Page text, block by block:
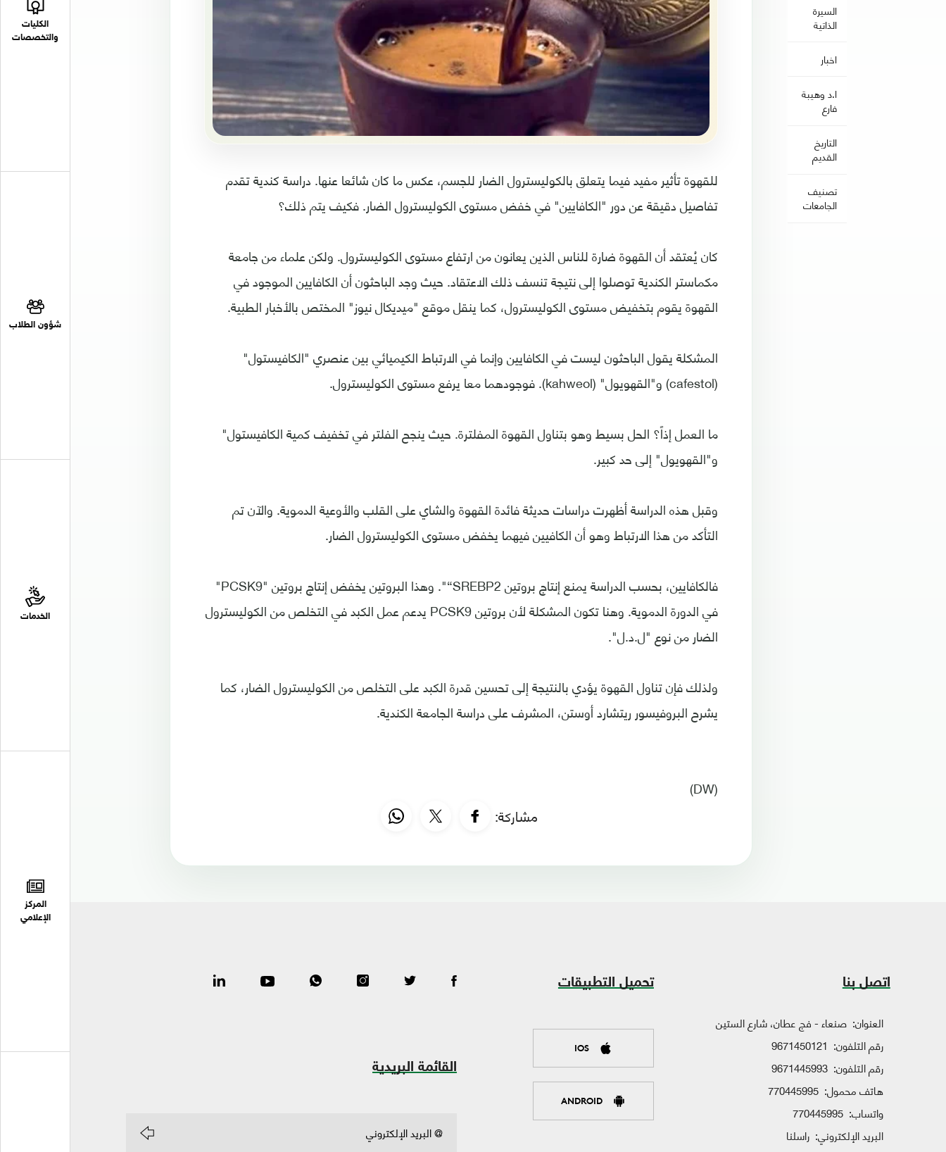
الكليات
والتخصصات
شؤون الطلاب
الخدمات
المركز
الإعلامي
السيرة
الذاتية
اخبار
ا.د وهيبة
فارع
التاريخ
القديم
تصنيف
الجامعات
للقهوة تأثير مفيد فيما يتعلق بالكوليسترول الضار للجسم، عكس ما كان شائعا عنها. دراسة كندية تقدم
تفاصيل دقيقة عن دور "الكافايين" في خفض مستوى الكوليسترول الضار. فكيف يتم ذلك؟
كان يُعتقد أن القهوة ضارة للناس الذين يعانون من ارتفاع مستوى الكوليسترول. ولكن علماء من جامعة
مكماستر الكندية توصلوا إلى نتيجة تنسف ذلك الاعتقاد. حيث وجد الباحثون أن الكافايين الموجود في
القهوة يقوم بتخفيض مستوى الكوليسترول، كما ينقل موقع "ميديكال نيوز" المختص بالأخبار الطبية.
المشكلة يقول الباحثون ليست في الكافايين وإنما في الارتباط الكيميائي بين عنصري "الكافيستول"
(cafestol) و"القهويول" (kahweol). فوجودهما معا يرفع مستوى الكوليسترول.
ما العمل إذاً؟ الحل بسيط وهو بتناول القهوة المفلترة. حيث ينجح الفلتر في تخفيف كمية الكافيستول"
و"القهويول" إلى حد كبير.
وقبل هذه الدراسة أظهرت دراسات حديثة فائدة القهوة والشاي على القلب والأوعية الدموية. والآن تم
التأكد من هذا الارتباط وهو أن الكافيين فيهما يخفض مستوى الكوليسترول الضار.
فالكافايين، بحسب الدراسة يمنع إنتاج بروتين SREBP2“". وهذا البروتين يخفض إنتاج بروتين "PCSK9"
في الدورة الدموية. وهنا تكون المشكلة لأن بروتين PCSK9 يدعم عمل الكبد في التخلص من الكوليسترول
الضار من نوع "ل.د.ل".
ولذلك فإن تناول القهوة يؤدي بالنتيجة إلى تحسين قدرة الكبد على التخلص من الكوليسترول الضار، كما
يشرح البروفيسور ريتشارد أوستن، المشرف على دراسة الجامعة الكندية.
(DW)
مشاركة:
اتصل بنا
العنوان: صنعاء - فج عطان، شارع الستين
رقم التلفون: 9671450121
رقم التلفون: 9671445993
هاتف محمول: 770445995
واتساب: 770445995
البريد الإلكتروني: راسلنا
تحميل التطبيقات
IOS
ANDROID
القائمة البريدية